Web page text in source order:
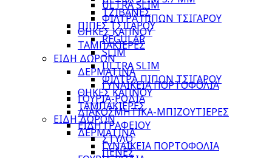
ULTRA SLIM
ΦΙΛΤΡΑ ΠΙΠΩΝ ΤΣΙΓΑΡΟΥ
ΘΗΚΕΣ ΚΑΠΝΟΥ
ΤΑΜΠΑΚΙΕΡΕΣ
ΕΙΔΗ ΔΩΡΩΝ
ΔΕΡΜΑΤΙΝΑ
ΓΥΝΑΙΚΕΙΑ ΠΟΡΤΟΦΟΛΙΑ
ΓΟΥΡΙΑ-ΡΟΔΙΑ
ΔΙΑΚΟΣΜΗΤΙΚΑ-ΜΠΙΖΟΥΤΙΕΡΕΣ
ΕΙΔΗ ΓΡΑΦΕΙΟΥ
ΣΤΥΛΟ
ΠΕΝΕΣ
ΤΖΙΒΑΝΕΣ
ΠΙΠΕΣ ΤΣΙΓΑΡΟΥ
REGULAR
SLIM
ULTRA SLIM
ΦΙΛΤΡΑ ΠΙΠΩΝ ΤΣΙΓΑΡΟΥ
ΘΗΚΕΣ ΚΑΠΝΟΥ
ΤΑΜΠΑΚΙΕΡΕΣ
ΕΙΔΗ ΔΩΡΩΝ
ΔΕΡΜΑΤΙΝΑ
ΓΥΝΑΙΚΕΙΑ ΠΟΡΤΟΦΟΛΙΑ